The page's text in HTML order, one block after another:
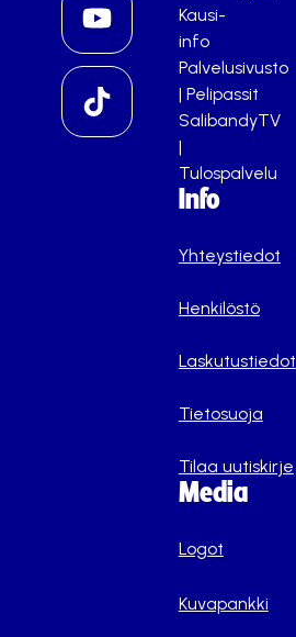
Kausi-
info
Palvelusivusto
| Pelipassit
SalibandyTV
|
Tulospalvelu
Info
Yhteystiedot
Henkilöstö
Laskutustiedot
Tietosuoja
Tilaa uutiskirje
Media
Logot
Kuvapankki